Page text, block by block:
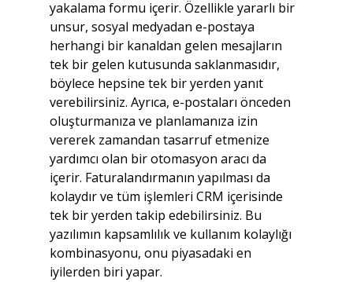
yakalama formu içerir. Özellikle yararlı bir
unsur, sosyal medyadan e-postaya
herhangi bir kanaldan gelen mesajların
tek bir gelen kutusunda saklanmasıdır,
böylece hepsine tek bir yerden yanıt
verebilirsiniz. Ayrıca, e-postaları önceden
oluşturmanıza ve planlamanıza izin
vererek zamandan tasarruf etmenize
yardımcı olan bir otomasyon aracı da
içerir. Faturalandırmanın yapılması da
kolaydır ve tüm işlemleri CRM içerisinde
tek bir yerden takip edebilirsiniz. Bu
yazılımın kapsamlılık ve kullanım kolaylığı
kombinasyonu, onu piyasadaki en
iyilerden biri yapar.